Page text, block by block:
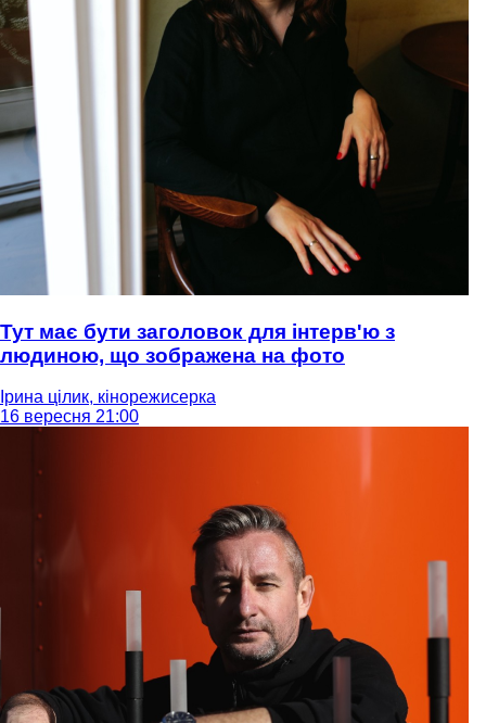
Тут має бути заголовок для інтерв'ю з
людиною, що зображена на фото
Ірина цілик, кінорежисерка
16 вересня 21:00